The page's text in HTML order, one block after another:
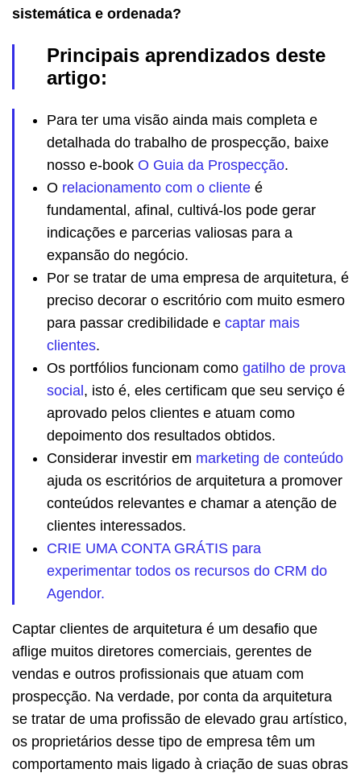
sistemática e ordenada?
Principais aprendizados deste
artigo:
Para ter uma visão ainda mais completa e
detalhada do trabalho de prospecção, baixe
nosso e-book O Guia da Prospecção.
O relacionamento com o cliente é
fundamental, afinal, cultivá-los pode gerar
indicações e parcerias valiosas para a
expansão do negócio.
Por se tratar de uma empresa de arquitetura, é
preciso decorar o escritório com muito esmero
para passar credibilidade e captar mais
clientes.
Os portfólios funcionam como gatilho de prova
social, isto é, eles certificam que seu serviço é
aprovado pelos clientes e atuam como
depoimento dos resultados obtidos.
Considerar investir em marketing de conteúdo
ajuda os escritórios de arquitetura a promover
conteúdos relevantes e chamar a atenção de
clientes interessados.
CRIE UMA CONTA GRÁTIS para
experimentar todos os recursos do CRM do
Agendor.
Captar clientes de arquitetura é um desafio que
aflige muitos diretores comerciais, gerentes de
vendas e outros profissionais que atuam com
prospecção. Na verdade, por conta da arquitetura
se tratar de uma profissão de elevado grau artístico,
os proprietários desse tipo de empresa têm um
comportamento mais ligado à criação de suas obras